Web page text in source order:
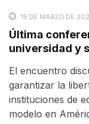
15 DE MARZO DE
Última
universidad y
El encuentro
garantizar la
instituciones de
modelo en